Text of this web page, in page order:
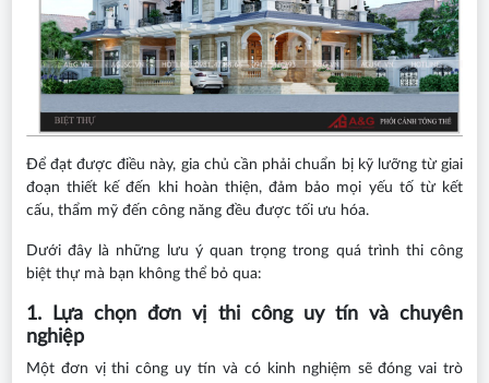
Để đạt được điều này, gia chủ cần phải chuẩn bị kỹ lưỡng từ giai
đoạn thiết kế đến khi hoàn thiện, đảm bảo mọi yếu tố từ kết
cấu, thẩm mỹ đến công năng đều được tối ưu hóa.
Dưới đây là những lưu ý quan trọng trong quá trình thi công
biệt thự mà bạn không thể bỏ qua:
1. Lựa chọn đơn vị thi công uy tín và chuyên
nghiệp
Một đơn vị thi công uy tín và có kinh nghiệm sẽ đóng vai trò